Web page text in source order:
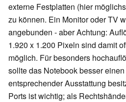
externe Festplatten (hier
zu können. Ein Monitor oder TV
angebunden - aber Achtung:
1.920 x 1.200 Pixeln sind damit
möglich. Für besonders
sollte das Notebook besser
entsprechender Ausstattung
Ports ist wichtig; als